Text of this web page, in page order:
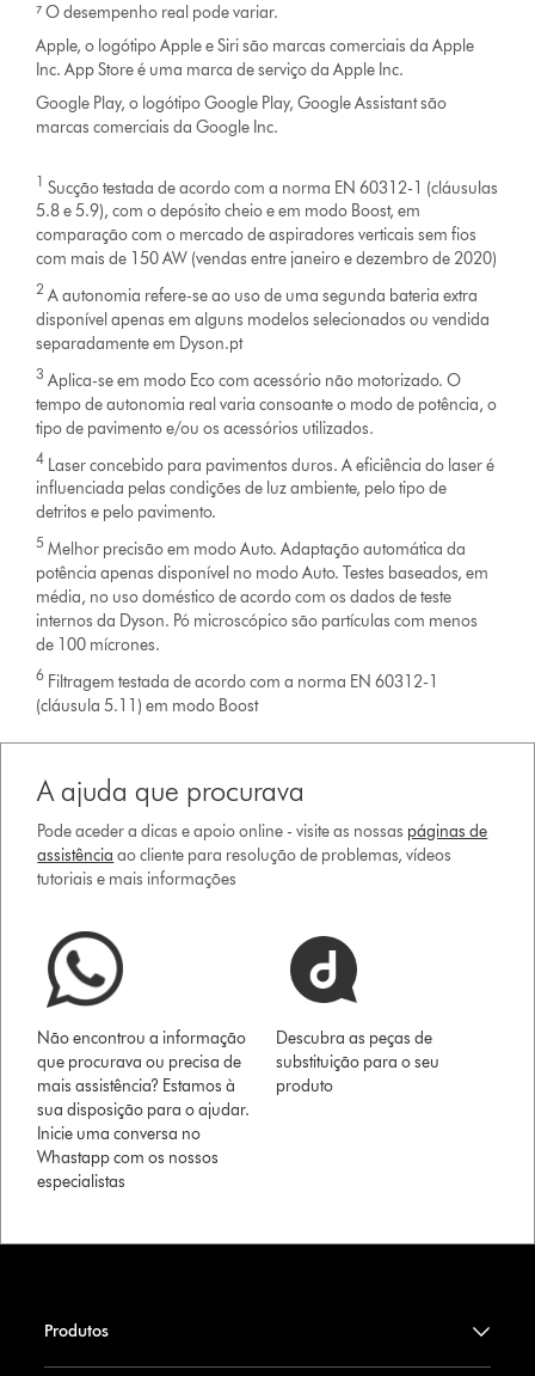
⁷ O desempenho real pode variar.
Apple, o logótipo Apple e Siri são marcas comerciais da Apple
Inc. App Store é uma marca de serviço da Apple Inc.
Google Play, o logótipo Google Play, Google Assistant são
marcas comerciais da Google Inc.
1 Sucção testada de acordo com a norma EN 60312-1 (cláusulas
5.8 e 5.9), com o depósito cheio e em modo Boost, em
comparação com o mercado de aspiradores verticais sem fios
com mais de 150 AW (vendas entre janeiro e dezembro de 2020)
2 A autonomia refere-se ao uso de uma segunda bateria extra
disponível apenas em alguns modelos selecionados ou vendida
separadamente em Dyson.pt
3 Aplica-se em modo Eco com acessório não motorizado. O
tempo de autonomia real varia consoante o modo de potência, o
tipo de pavimento e/ou os acessórios utilizados.
4 Laser concebido para pavimentos duros. A eficiência do laser é
influenciada pelas condições de luz ambiente, pelo tipo de
detritos e pelo pavimento.
5 Melhor precisão em modo Auto. Adaptação automática da
potência apenas disponível no modo Auto. Testes baseados, em
média, no uso doméstico de acordo com os dados de teste
internos da Dyson. Pó microscópico são partículas com menos
de 100 mícrones.
6 Filtragem testada de acordo com a norma EN 60312-1
(cláusula 5.11) em modo Boost
A ajuda que procurava
Pode aceder a dicas e apoio online - visite as nossas páginas de
assistência ao cliente para resolução de problemas, vídeos
tutoriais e mais informações
Não encontrou a informação
que procurava ou precisa de
mais assistência? Estamos à
sua disposição para o ajudar.
Inicie uma conversa no
Whastapp com os nossos
especialistas
Descubra as peças de
substituição para o seu
produto
Produtos